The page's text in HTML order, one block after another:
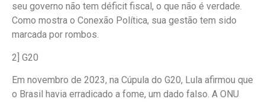
seu governo não tem déficit fiscal, o que não é verdade.
Como mostra o Conexão Política, sua gestão tem sido
marcada por rombos.
2] G20
Em novembro de 2023, na Cúpula do G20, Lula afirmou que
o Brasil havia erradicado a fome, um dado falso. A ONU